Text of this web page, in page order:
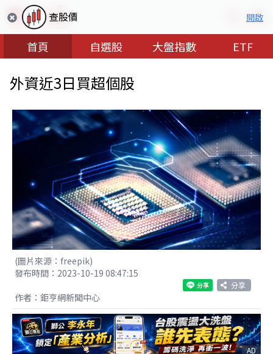
查股價 開啟
首頁 自選股 大盤指數 ETF
外資近3日買超個股
(圖片來源：freepik)
發布時間：2023-10-19 08:47:15
分享
作者：鉅亨網新聞中心
AD